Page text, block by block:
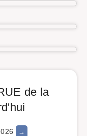
de la